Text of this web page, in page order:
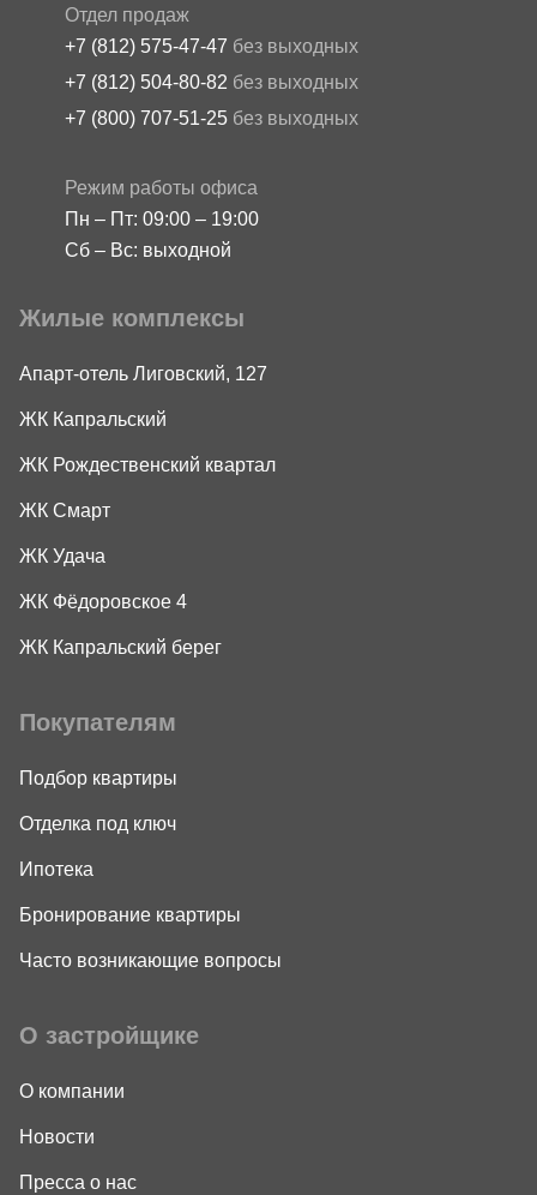
Отдел продаж
+7 (812) 575-47-47 без выходных
+7 (812) 504-80-82 без выходных
+7 (800) 707-51-25 без выходных
Режим работы офиса
Пн – Пт: 09:00 – 19:00
Сб – Вс: выходной
Жилые комплексы
Апарт-отель Лиговский, 127
ЖК Капральский
ЖК Рождественский квартал
ЖК Смарт
ЖК Удача
ЖК Фёдоровское 4
ЖК Капральский берег
Покупателям
Подбор квартиры
Отделка под ключ
Ипотека
Бронирование квартиры
Часто возникающие вопросы
О застройщике
О компании
Новости
Пресса о нас